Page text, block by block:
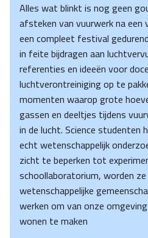
Alles wat blinkt is nog geen
afsteken van vuurwerk na
een compleet festival
in feite bijdragen aan
referenties en ideeën voor
luchtverontreiniging op te
momenten waarop grote
gassen en deeltjes tijdens
in de lucht. Science studenten
echt wetenschappelijk
zicht te beperken tot
schoollaboratorium, worden ze
wetenschappelijke
werken om van onze
wonen te maken